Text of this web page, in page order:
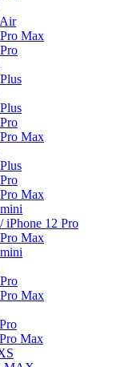
Max
Max
Max
iPhone 12 Pro
Max
Max
Max